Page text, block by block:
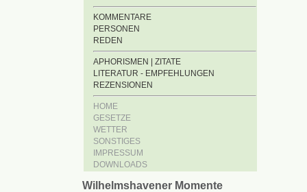
KOMMENTARE
PERSONEN
REDEN
APHORISMEN | ZITATE
LITERATUR - EMPFEHLUNGEN
REZENSIONEN
HOME
GESETZE
WETTER
SONSTIGES
IMPRESSUM
DOWNLOADS
Wilhelmshavener Momente